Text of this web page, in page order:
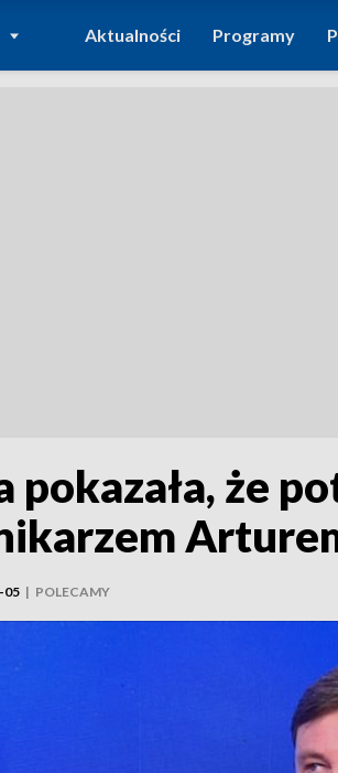
DO
Aktualności Programy
pokazała, że
05 | POLECAMY